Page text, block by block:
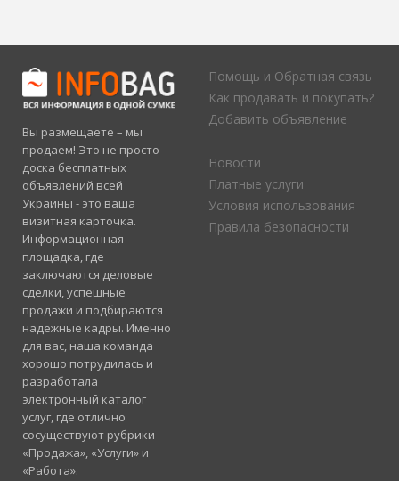
Вы размещаете – мы
продаем! Это не просто
доска бесплатных
объявлений всей
Украины - это ваша
визитная карточка.
Информационная
площадка, где
заключаются деловые
сделки, успешные
продажи и подбираются
надежные кадры. Именно
для вас, наша команда
хорошо потрудилась и
разработала
электронный каталог
услуг, где отлично
сосуществуют рубрики
«Продажа», «Услуги» и
«Работа».
Помощь и Обратная связь
Как продавать и покупать?
Добавить объявление
Новости
Платные услуги
Условия использования
Правила безопасности